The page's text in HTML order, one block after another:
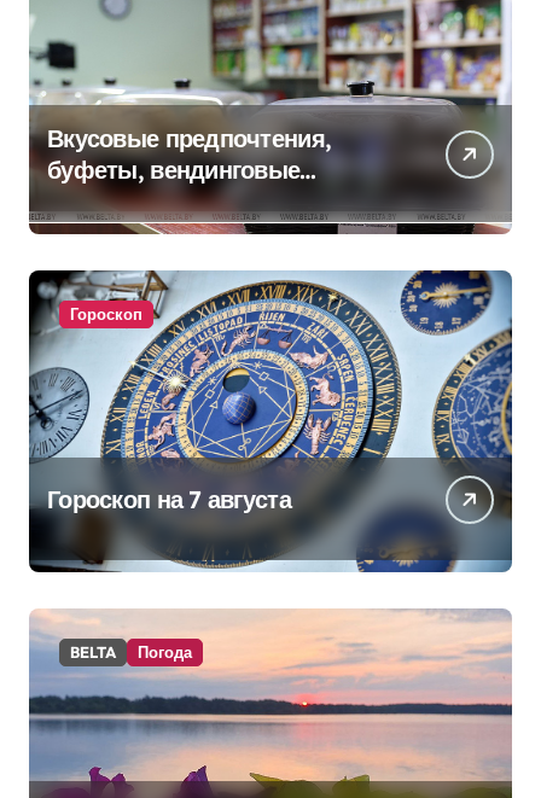
Вкусовые предпочтения,
буфеты, вендинговые
аппараты. Минобразования об
изменениях в школьном
питании
Гороскоп
Гороскоп на 7 августа
BELTA Погода